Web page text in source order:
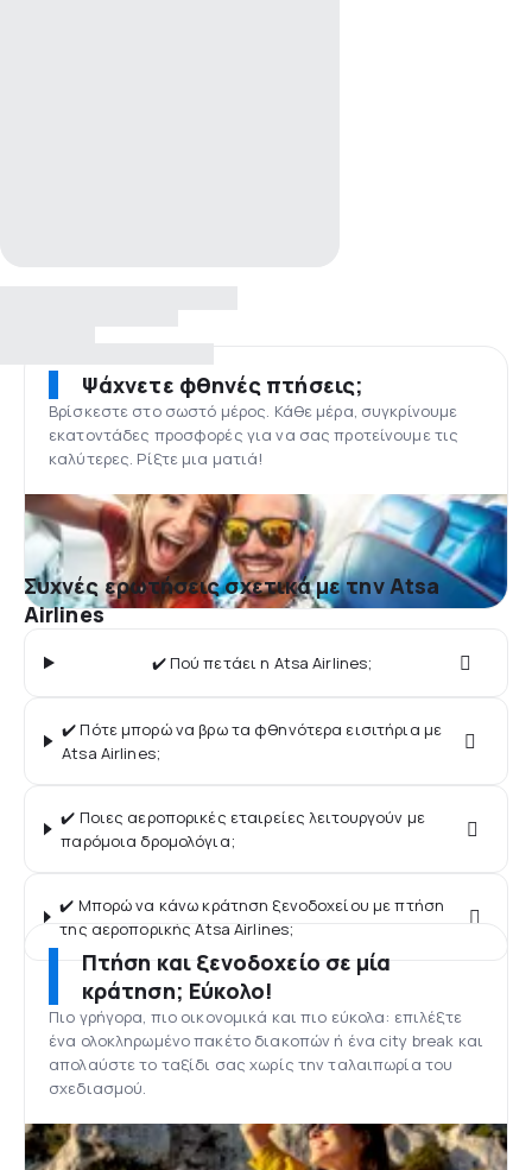
Ψάχνετε φθηνές πτήσεις;
Βρίσκεστε στο σωστό μέρος. Κάθε μέρα, συγκρίνουμε
εκατοντάδες προσφορές για να σας προτείνουμε τις
καλύτερες. Ρίξτε μια ματιά!
Συχνές ερωτήσεις σχετικά με την Atsa
Airlines
✔️ Πού πετάει η Atsa Airlines;
✔️ Πότε μπορώ να βρω τα φθηνότερα εισιτήρια με
Atsa Airlines;
✔️ Ποιες αεροπορικές εταιρείες λειτουργούν με
παρόμοια δρομολόγια;
✔️ Μπορώ να κάνω κράτηση ξενοδοχείου με πτήση
της αεροπορικής Atsa Airlines;
Πτήση και ξενοδοχείο σε μία
κράτηση; Εύκολο!
Πιο γρήγορα, πιο οικονομικά και πιο εύκολα: επιλέξτε
ένα ολοκληρωμένο πακέτο διακοπών ή ένα city break και
απολαύστε το ταξίδι σας χωρίς την ταλαιπωρία του
σχεδιασμού.